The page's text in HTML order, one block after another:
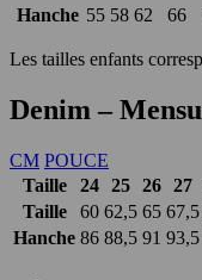
Hanche 55 58 62 66
Les tailles enfants
Denim –
CM POUCE
Taille
24 25 26 27
Taille
60 62,5 65 67,5
Hanche 86 88,5 91 93,5